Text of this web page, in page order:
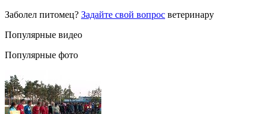
Заболел питомец? Задайте свой вопрос ветеринару
Популярные видео
Популярные фото